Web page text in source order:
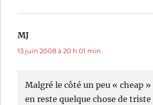
MJ
13 juin 2008 à 20 h 01 min
Malgré le côté un peu « cheap
en reste quelque chose de triste